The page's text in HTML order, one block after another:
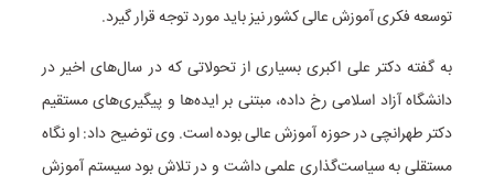
توسعه فکری آموزش عالی کشور نیز باید مورد توجه قرار گیرد.
به گفته دکتر علی اکبری بسیاری از تحولاتی که در سال‌های اخیر در
دانشگاه آزاد اسلامی رخ داده، مبتنی بر ایده‌ها و پیگیری‌های مستقیم
دکتر طهرانچی در حوزه آموزش عالی بوده است. وی توضیح داد: او نگاه
مستقلی به سیاست‌گذاری علمی داشت و در تلاش بود سیستم آموزش